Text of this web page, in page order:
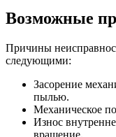
Возможные
Причины
следующими:
Засорение
пылью.
Механическое
Износ
вращение.